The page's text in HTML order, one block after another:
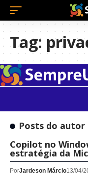
Tag:
Posts do autor
Copilot no
estratégia da
PorJardeson Márcio13/04/